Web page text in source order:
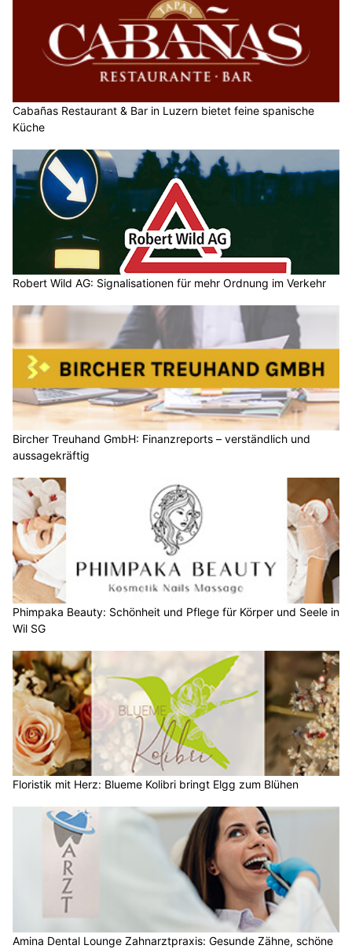
Cabañas Restaurant & Bar in Luzern bietet feine spanische
Küche
Robert Wild AG: Signalisationen für mehr Ordnung im Verkehr
Bircher Treuhand GmbH: Finanzreports – verständlich und
aussagekräftig
Phimpaka Beauty: Schönheit und Pflege für Körper und Seele in
Wil SG
Floristik mit Herz: Blueme Kolibri bringt Elgg zum Blühen
Amina Dental Lounge Zahnarztpraxis: Gesunde Zähne, schöne